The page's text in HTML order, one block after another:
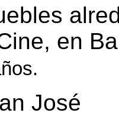
en
José